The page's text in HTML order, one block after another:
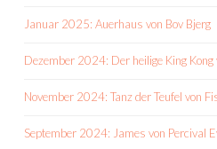
Januar 2025: Auerhaus von Bov Bjerg
Dezember 2024: Der heilige King
November 2024: Tanz der Teufel von
September 2024: James von Percival